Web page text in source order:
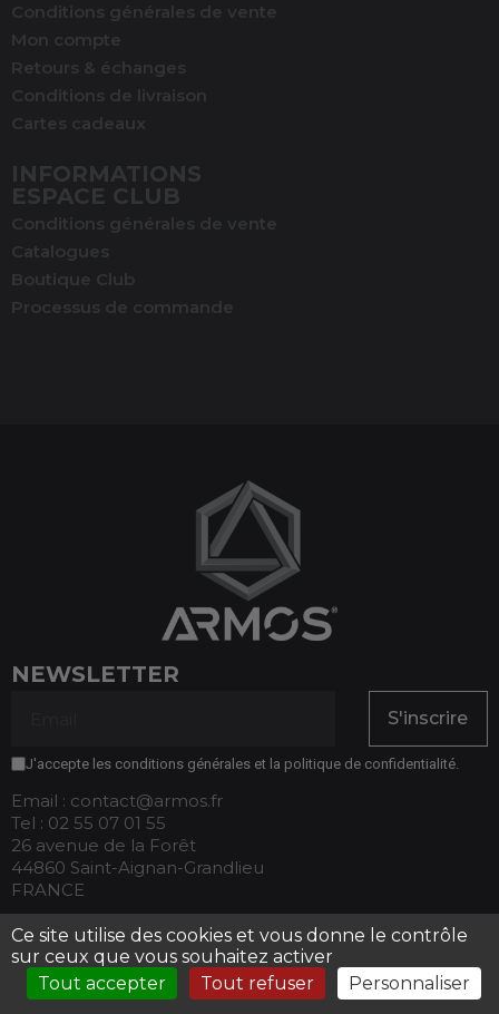
Conditions générales de vente
Mon compte
Retours & échanges
Conditions de livraison
Cartes cadeaux
INFORMATIONS
ESPACE CLUB
Conditions générales de vente
Catalogues
Boutique Club
Processus de commande
NEWSLETTER
S'inscrire
J'accepte les conditions générales et la politique de confidentialité.
Email : contact@armos.fr
Tel : 02 55 07 01 55
26 avenue de la Forêt
44860 Saint-Aignan-Grandlieu
FRANCE
RÉSEAUX
SOCIAUX
Ce site utilise des cookies et vous donne le contrôle
sur ceux que vous souhaitez activer
Tout accepter
Tout refuser Personnaliser